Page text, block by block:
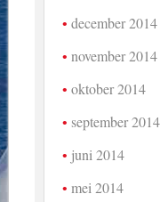
december 2014
november 2014
oktober 2014
september 2014
juni 2014
mei 2014